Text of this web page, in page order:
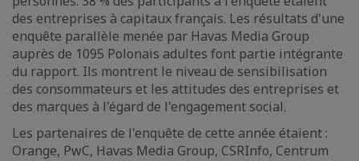
des entreprises à capitaux français. Les résultats d'une
enquête parallèle menée par Havas Media Group
auprès de 1095 Polonais adultes font partie intégrante
du rapport. Ils montrent le niveau de sensibilisation
des consommateurs et les attitudes des entreprises et
des marques à l'égard de l'engagement social.
Les partenaires de l'enquête de cette année étaient :
Orange, PwC, Havas Media Group, CSRInfo, Centrum